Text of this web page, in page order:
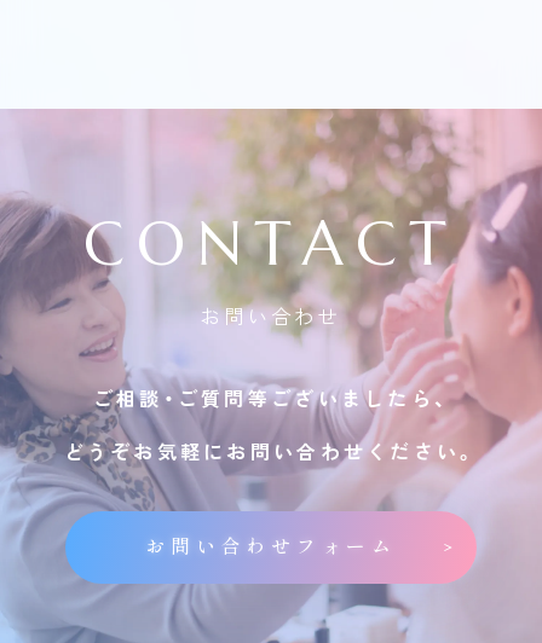
CONTACT
お問い合わせ
ご相談・ご質問等ございましたら、
どうぞお気軽にお問い合わせください。
お問い合わせフォーム